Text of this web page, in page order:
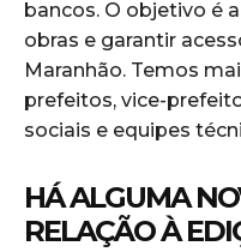
bancos. O objetivo é
obras e garantir
Maranhão. Temos
prefeitos, vice-
sociais e equipes
HÁ ALGUMA
RELAÇÃO À